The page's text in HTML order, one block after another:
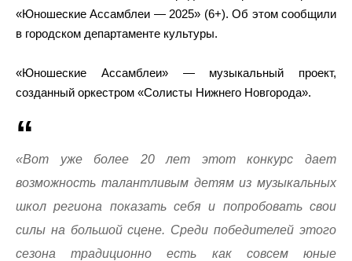
«Юношеские Ассамблеи — 2025» (6+). Об этом сообщили
в городском департаменте культуры.
«Юношеские Ассамблеи» — музыкальный проект,
созданный оркестром «Солисты Нижнего Новгорода».
«Вот уже более 20 лет этот конкурс дает
возможность талантливым детям из музыкальных
школ региона показать себя и попробовать свои
силы на большой сцене. Среди победителей этого
сезона традиционно есть как совсем юные